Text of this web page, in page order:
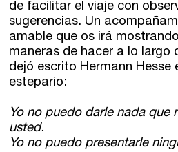
Catálogo
Ebooks
Recursos
Asesoría y Corrección
Tutorías
de facilitar el viaje con
sugerencias. Un
amable que os irá
maneras de hacer a lo largo
dejó escrito Hermann Hesse
estepario:
Yo no puedo darle nada que
usted.
Yo no puedo presentarle